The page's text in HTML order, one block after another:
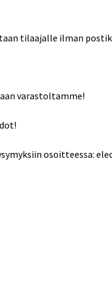
tilaajalle ilman
varastoltamme!
osoitteessa: